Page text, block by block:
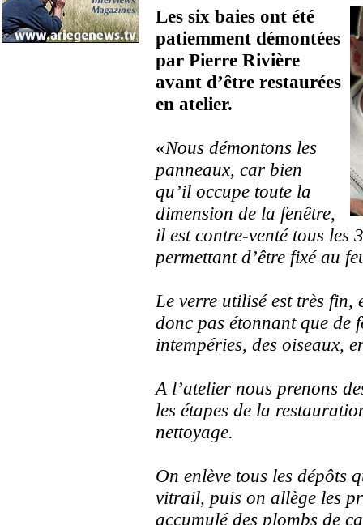
Les six baies ont été
patiemment démontées
par Pierre Rivière
avant d’être restaurées
en atelier.
«Nous démontons les
panneaux, car bien
qu’il occupe toute la
dimension de la fenêtre,
il est contre-venté tous les
permettant d’être fixé au
Le verre utilisé est très fin,
donc pas étonnant que de
intempéries, des oiseaux,
A l’atelier nous prenons
les étapes de la
nettoyage.
On enlève tous les dépôts
vitrail, puis on allège les
accumulé des plombs de